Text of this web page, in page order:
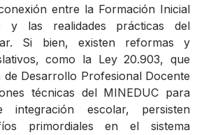
entre la Formación Inicial
y las realidades prácticas del
Si bien, existen reformas y
como la Ley 20.903, que
de Desarrollo Profesional Docente
técnicas del MINEDUC para
integración escolar, persisten
primordiales en el sistema